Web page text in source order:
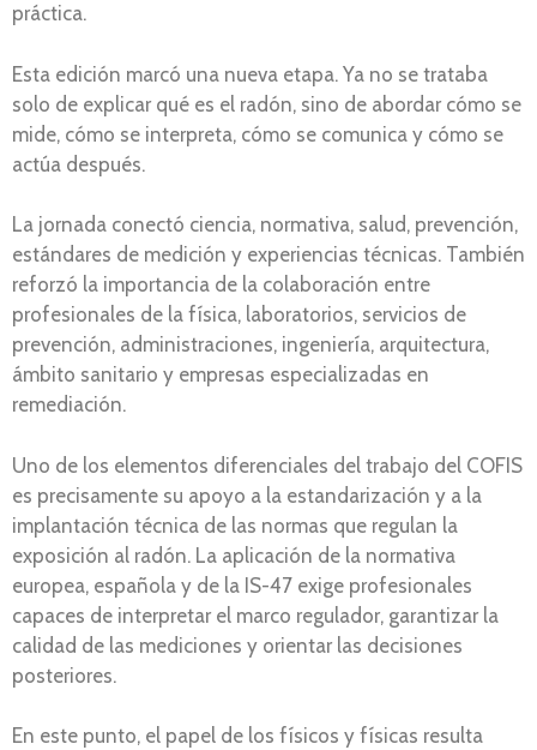
práctica.
Esta edición marcó una nueva etapa. Ya no se trataba
solo de explicar qué es el radón, sino de abordar cómo se
mide, cómo se interpreta, cómo se comunica y cómo se
actúa después.
La jornada conectó ciencia, normativa, salud, prevención,
estándares de medición y experiencias técnicas. También
reforzó la importancia de la colaboración entre
profesionales de la física, laboratorios, servicios de
prevención, administraciones, ingeniería, arquitectura,
ámbito sanitario y empresas especializadas en
remediación.
Uno de los elementos diferenciales del trabajo del COFIS
es precisamente su apoyo a la estandarización y a la
implantación técnica de las normas que regulan la
exposición al radón. La aplicación de la normativa
europea, española y de la IS-47 exige profesionales
capaces de interpretar el marco regulador, garantizar la
calidad de las mediciones y orientar las decisiones
posteriores.
En este punto, el papel de los físicos y físicas resulta